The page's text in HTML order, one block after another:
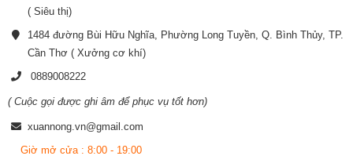
( Siêu thị)
1484 đường Bùi Hữu Nghĩa, Phường Long Tuyền, Q. Bình Thủy, TP.
Cần Thơ ( Xưởng cơ khí)
0889008222
( Cuộc gọi được ghi âm để phục vụ tốt hơn)
xuannong.vn@gmail.com
Giờ mở cửa : 8:00 - 19:00